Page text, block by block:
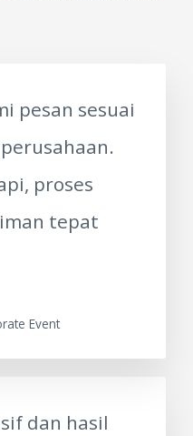
pesan sesuai
proses
tepat
Event
dan hasil